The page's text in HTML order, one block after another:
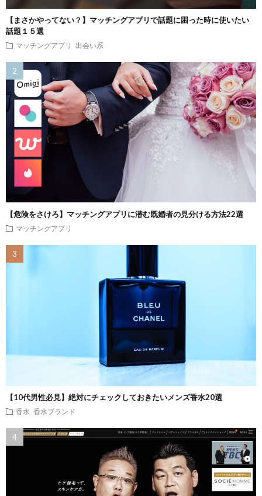
【まさかやってない？】マッチングアプリで話題に困った時に使いたい
話題１５選
マッチングアプリ 出会い系
【危険をさけろ】マッチングアプリに潜む既婚者の見分ける方法22選
マッチングアプリ
【10代男性必見】絶対にチェックしておきたいメンズ香水20選
香水 香水ブランド